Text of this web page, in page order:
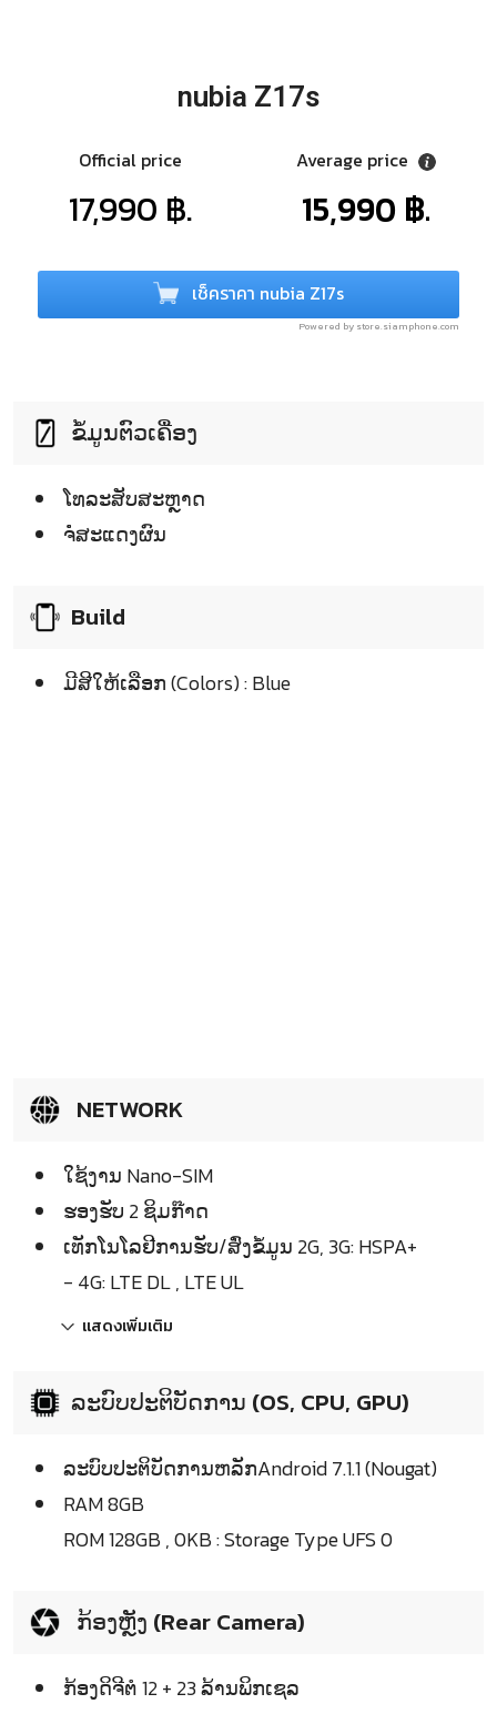
nubia Z17s
Official price
17,990 ฿.
Average price
15,990 ฿.
เช็คราคา nubia Z17s
Powered by store.siamphone.com
ຂໍ້ມູນຕົວເຄື່ອງ
ໂທລະສັບສະຫຼາດ
ຈໍໍສະແດງຜົນ
Build
ມີສີໃຫ້ເລືອກ (Colors) : Blue
NETWORK
ໃຊ້ງານ Nano-SIM
ຮອງຮັບ 2 ຊິມກ໊າດ
ເທັກໂນໂລຢີການຮັບ/ສົ່ງຂໍ້ມູນ 2G, 3G: HSPA+
- 4G: LTE DL , LTE UL
แสดงเพิ่มเติม
ລະບົບປະຕິບັດການ (OS, CPU, GPU)
ລະບົບປະຕິບັດການຫລັກAndroid 7.1.1 (Nougat)
RAM 8GB
ROM 128GB , 0KB : Storage Type UFS 0
ກ້ອງຫຼັງ (Rear Camera)
ກ້ອງດິຈີຕໍ 12 + 23 ລ້ານພິກເຊລ